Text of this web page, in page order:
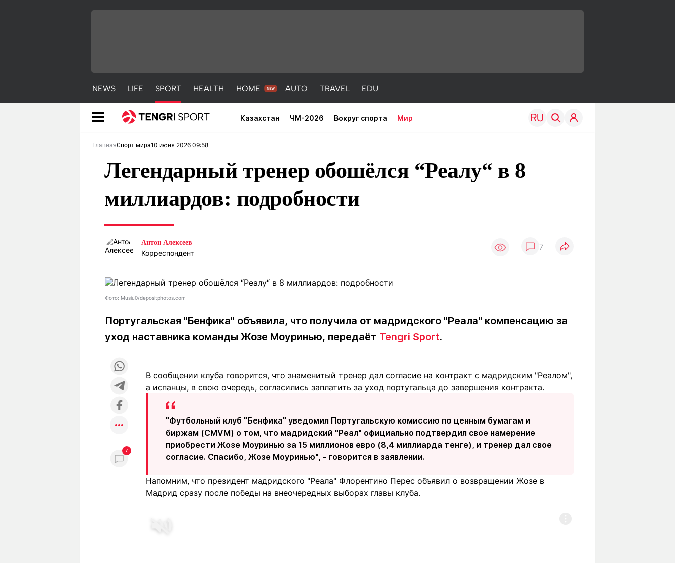
NEWS LIFE SPORT HEALTH HOME AUTO TRAVEL EDU
Казахстан ЧМ-2026 Вокруг спорта Мир
Погода
Рейтинги
Гороскопы
HEALTH
Путевые
Учебные
О проекте Контакты редакции Вакансии Реклама Пресс-центр
Редакция
+7 (777) 001 44 99
Реклама Мы в социальных сетях
ГлавнаяСпорт мира10 июня 2026 09:58
Легендарный тренер обошёлся “Реалу“ в 8
миллиардов: подробности
Антон Алексеев
Корреспондент
7
Фото: Musiu0/depositphotos.com
Португальская "Бенфика" объявила, что получила от мадридского "Реала" компенсацию за
уход наставника команды Жозе Моуринью, передаёт Tengri Sport.
7
В сообщении клуба говорится, что знаменитый тренер дал согласие на контракт с мадридским "Реалом",
а испанцы, в свою очередь, согласились заплатить за уход португальца до завершения контракта.
"Футбольный клуб "Бенфика" уведомил Португальскую комиссию по ценным бумагам и
биржам (CMVM) о том, что мадридский "Реал" официально подтвердил свое намерение
приобрести Жозе Моуринью за 15 миллионов евро (8,4 миллиарда тенге), и тренер дал свое
согласие. Спасибо, Жозе Моуринью", - говорится в заявлении.
Напомним, что президент мадридского "Реала" Флорентино Перес объявил о возвращении Жозе в
Мадрид сразу после победы на внеочередных выборах главы клуба.